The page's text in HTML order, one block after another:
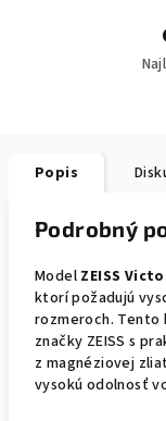
Popis
Podrobný
Model ZEISS
ktorí požadujú
rozmeroch. Tento
značky ZEISS s
z magnéziovej
vysokú odolnosť